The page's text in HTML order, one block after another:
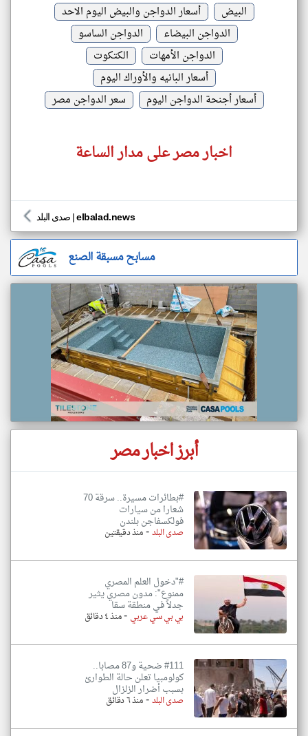
البيض
أسعار الدواجن والبيض اليوم الاحد
الدواجن البيضاء
الدواجن الساسو
الدواجن الأمهات
الكتكوت
أسعار البانيه والأوراك اليوم
أسعار أجنحة الدواجن اليوم
سعر الدواجن مصر
اخبار مصر على مدار الساعة
صدى البلد |elbalad.news
مسابح مسبقة الصنع
أبرز اخبار مصر
#بطائرات مسيرة.. سرقة 70
شعارا من سيارات
فولكسفاجن ‏بلندن
صدى البلد-منذ دقيقتين
#"دخول العلم المصري
ممنوع": مدون مصري يثير
جدلاً في منطقة سقا
بي بي سي عربي -منذ ٤ دقائق
#111 ضحية و87 مصابا..
كولومبيا تعلن حالة الطوارئ
بسبب أضرار الزلزال
صدى البلد-منذ ٦ دقائق